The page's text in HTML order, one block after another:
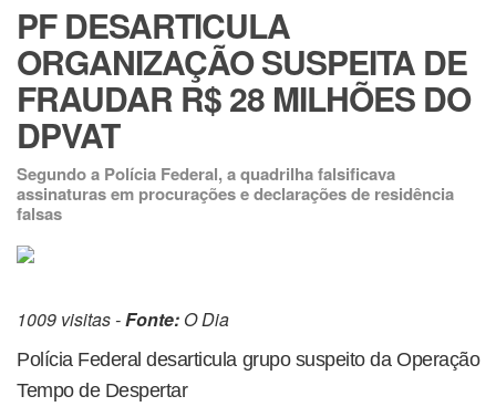
PF DESARTICULA
ORGANIZAÇÃO SUSPEITA DE
FRAUDAR R$ 28 MILHÕES DO
DPVAT
Segundo a Polícia Federal, a quadrilha falsificava
assinaturas em procurações e declarações de residência
falsas
1009 visitas -Fonte: O Dia
Polícia Federal desarticula grupo suspeito da Operação
Tempo de Despertar